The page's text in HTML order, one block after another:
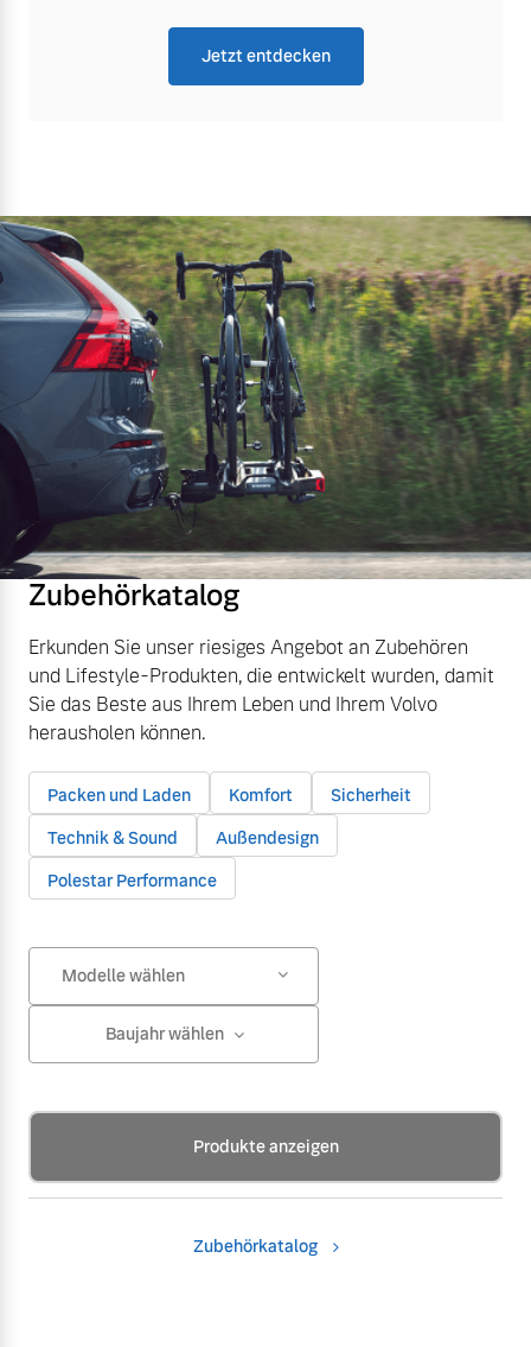
Jetzt entdecken
Zubehörkatalog
Erkunden Sie unser riesiges Angebot an Zubehören
und Lifestyle-Produkten, die entwickelt wurden, damit
Sie das Beste aus Ihrem Leben und Ihrem Volvo
herausholen können.
Packen und Laden Komfort
Sicherheit
Technik & Sound
Außendesign
Polestar Performance
Modelle wählen
Baujahr wählen
Produkte anzeigen
Zubehörkatalog